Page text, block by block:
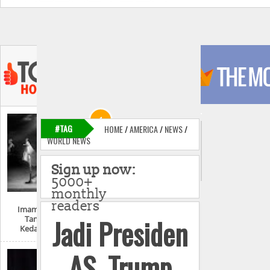
Imam Mahdi Dan
Tanda-Tanda
Kedatangannya
#TAG HOME/AMERICA/NEWS/
WORLD NEWS
Sign up now:
5000+
monthly
readers
Jadi Presiden